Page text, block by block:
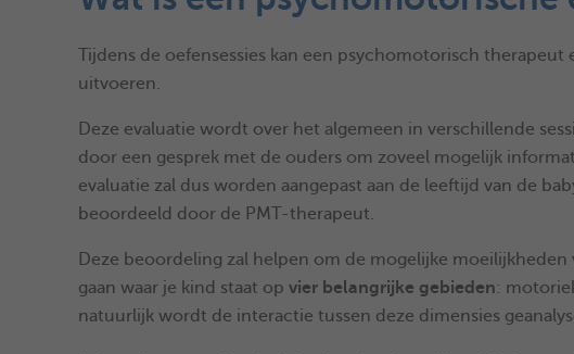
Tijdens de oefensessies kan een psychomotorisch
uitvoeren.
Deze evaluatie wordt over het algemeen in verschillende
door een gesprek met de ouders om zoveel mogelijk
evaluatie zal dus worden aangepast aan de leeftijd van de
beoordeeld door de PMT-therapeut.
Deze beoordeling zal helpen om de mogelijke
gaan waar je kind staat op vier belangrijke gebieden:
natuurlijk wordt de interactie tussen deze dimensies